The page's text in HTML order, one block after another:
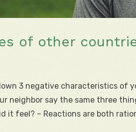
of other
3 negative characteristics of
neighbor say the same three
it feel? – Reactions are both